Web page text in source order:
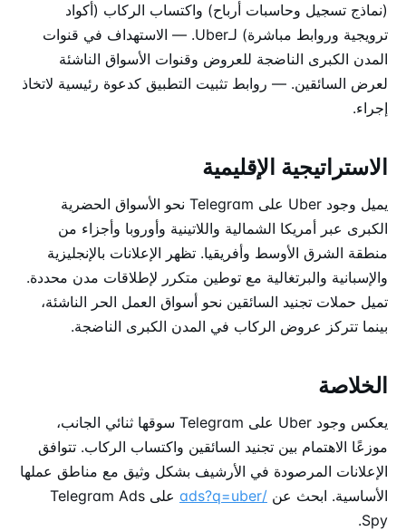
(نماذج تسجيل وحاسبات أرباح) واكتساب الركاب (أكواد
ترويجية وروابط مباشرة) لـUber. — الاستهداف في قنوات
المدن الكبرى الناضجة للعروض وقنوات الأسواق الناشئة
لعرض السائقين. — روابط تثبيت التطبيق كدعوة رئيسية لاتخاذ
إجراء.
الاستراتيجية الإقليمية
يميل وجود Uber على Telegram نحو الأسواق الحضرية
الكبرى عبر أمريكا الشمالية واللاتينية وأوروبا وأجزاء من
منطقة الشرق الأوسط وأفريقيا. تظهر الإعلانات بالإنجليزية
والإسبانية والبرتغالية مع توطين متكرر لإطلاقات مدن محددة.
تميل حملات تجنيد السائقين نحو أسواق العمل الحر الناشئة،
بينما تتركز عروض الركاب في المدن الكبرى الناضجة.
الخلاصة
يعكس وجود Uber على Telegram سوقها ثنائي الجانب،
موزعًا الاهتمام بين تجنيد السائقين واكتساب الركاب. تتوافق
الإعلانات المرصودة في الأرشيف بشكل وثيق مع مناطق عملها
الأساسية. ابحث عن /ads?q=uber
على Telegram Ads
Spy.